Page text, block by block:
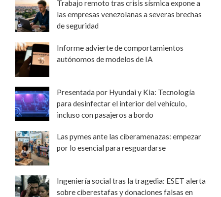
Trabajo remoto tras crisis sísmica expone a
las empresas venezolanas a severas brechas
de seguridad
Informe advierte de comportamientos
autónomos de modelos de IA
Presentada por Hyundai y Kia: Tecnología
para desinfectar el interior del vehículo,
incluso con pasajeros a bordo
Las pymes ante las ciberamenazas: empezar
por lo esencial para resguardarse
Ingeniería social tras la tragedia: ESET alerta
sobre ciberestafas y donaciones falsas en